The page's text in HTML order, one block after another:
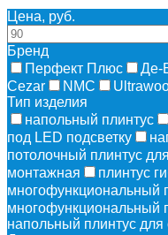
Цена, руб.
Бренд
Перфект Плюс
Де-
Cezar
NMC
Тип изделия
напольный плинтус
под LED подсветку
потолочный плинтус
монтажная
плинтус
многофункциональный
многофункциональный
напольный плинтус